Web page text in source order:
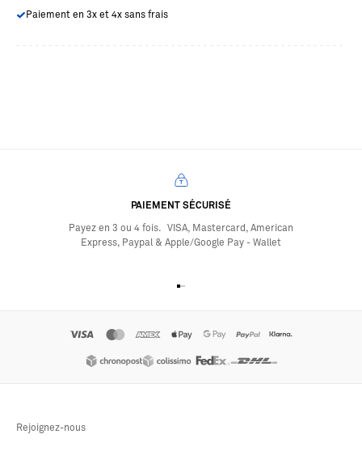
Paiement en 3x et 4x sans frais
PAIEMENT SÉCURISÉ
Payez en 3 ou 4 fois. VISA, Mastercard, American
Express, Paypal & Apple/Google Pay - Wallet
Aller à l'élément 1
Rejoignez-nous